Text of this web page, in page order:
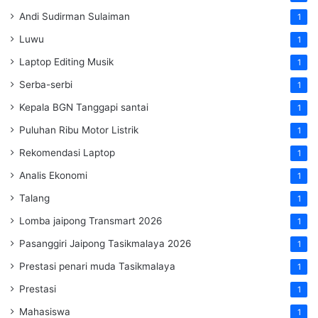
Andi Sudirman Sulaiman 1
Luwu 1
Laptop Editing Musik 1
Serba-serbi 1
Kepala BGN Tanggapi santai 1
Puluhan Ribu Motor Listrik 1
Rekomendasi Laptop 1
Analis Ekonomi 1
Talang 1
Lomba jaipong Transmart 2026 1
Pasanggiri Jaipong Tasikmalaya 2026 1
Prestasi penari muda Tasikmalaya 1
Prestasi 1
Mahasiswa 1